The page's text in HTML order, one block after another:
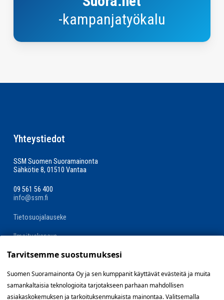
-kampanjatyökalu
Yhteystiedot
SSM Suomen Suoramainonta
Sähkötie 8, 01510 Vantaa
09 561 56 400
info@ssm.fi
Tietosuojalauseke
Ilmoituskanava
Evästevalinnat »
Oikopolut
Tarvitsemme suostumuksesi
Suomen Suoramainonta Oy ja sen kumppanit käyttävät evästeitä ja muita
samankaltaisia teknologioita tarjotakseen parhaan mahdollisen
asiakaskokemuksen ja tarkoituksenmukaista mainontaa. Valitsemalla